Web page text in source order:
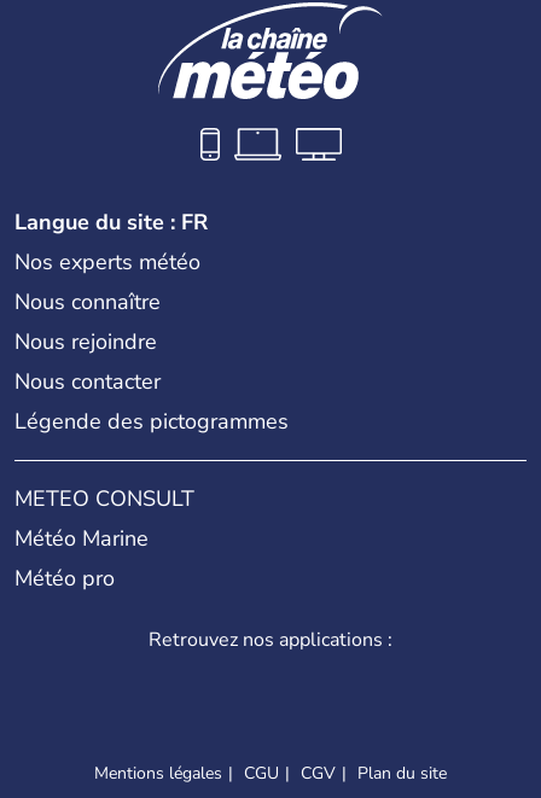
Langue du site : FR
Nos experts météo
Nous connaître
Nous rejoindre
Nous contacter
Légende des pictogrammes
METEO CONSULT
Météo Marine
Météo pro
Retrouvez nos applications :
Mentions légales CGU CGV Plan du site